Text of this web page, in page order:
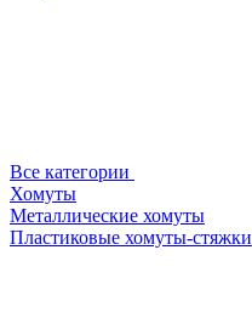
Все категории
Хомуты
Металлические хомуты
Пластиковые хомуты-стяжки